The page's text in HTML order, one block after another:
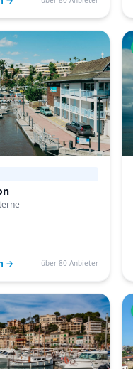
→ über 80 Anbieter